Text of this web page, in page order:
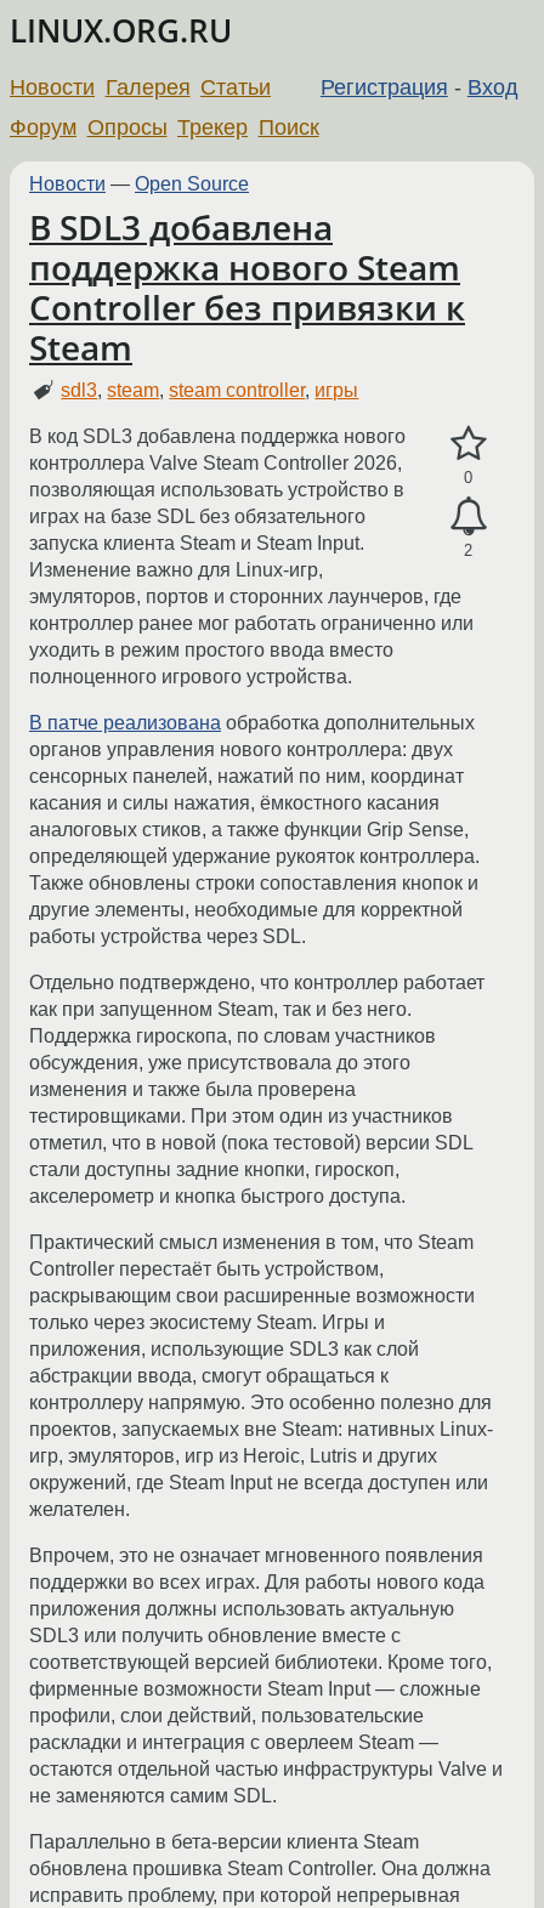
LINUX.ORG.RU
Регистрация - Вход
Новости Галерея Статьи
Форум Опросы Трекер Поиск
Новости — Open Source
В SDL3 добавлена
поддержка нового Steam
Controller без привязки к
Steam
sdl3,steam,steam controller, игры
0
2
В код SDL3 добавлена поддержка нового
контроллера Valve Steam Controller 2026,
позволяющая использовать устройство в
играх на базе SDL без обязательного
запуска клиента Steam и Steam Input.
Изменение важно для Linux-игр,
эмуляторов, портов и сторонних лаунчеров, где
контроллер ранее мог работать ограниченно или
уходить в режим простого ввода вместо
полноценного игрового устройства.
В патче реализована обработка дополнительных
органов управления нового контроллера: двух
сенсорных панелей, нажатий по ним, координат
касания и силы нажатия, ёмкостного касания
аналоговых стиков, а также функции Grip Sense,
определяющей удержание рукояток контроллера.
Также обновлены строки сопоставления кнопок и
другие элементы, необходимые для корректной
работы устройства через SDL.
Отдельно подтверждено, что контроллер работает
как при запущенном Steam, так и без него.
Поддержка гироскопа, по словам участников
обсуждения, уже присутствовала до этого
изменения и также была проверена
тестировщиками. При этом один из участников
отметил, что в новой (пока тестовой) версии SDL
стали доступны задние кнопки, гироскоп,
акселерометр и кнопка быстрого доступа.
Практический смысл изменения в том, что Steam
Controller перестаёт быть устройством,
раскрывающим свои расширенные возможности
только через экосистему Steam. Игры и
приложения, использующие SDL3 как слой
абстракции ввода, смогут обращаться к
контроллеру напрямую. Это особенно полезно для
проектов, запускаемых вне Steam: нативных Linux-
игр, эмуляторов, игр из Heroic, Lutris и других
окружений, где Steam Input не всегда доступен или
желателен.
Впрочем, это не означает мгновенного появления
поддержки во всех играх. Для работы нового кода
приложения должны использовать актуальную
SDL3 или получить обновление вместе с
соответствующей версией библиотеки. Кроме того,
фирменные возможности Steam Input — сложные
профили, слои действий, пользовательские
раскладки и интеграция с оверлеем Steam —
остаются отдельной частью инфраструктуры Valve и
не заменяются самим SDL.
Параллельно в бета-версии клиента Steam
обновлена прошивка Steam Controller. Она должна
исправить проблему, при которой непрерывная